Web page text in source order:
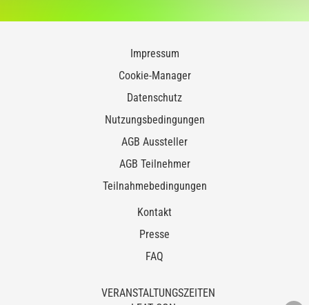
Impressum
Cookie-Manager
Datenschutz
Nutzungsbedingungen
AGB Aussteller
AGB Teilnehmer
Teilnahmebedingungen
Kontakt
Presse
FAQ
VERANSTALTUNGSZEITEN